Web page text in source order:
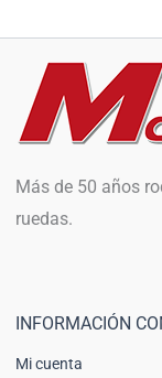
Más de 50 años
ruedas.
INFORMACIÓN
Mi cuenta